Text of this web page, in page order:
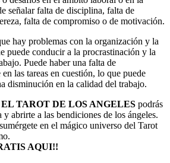
señalar falta de disciplina, falta de
falta de compromiso o de motivación.
hay problemas con la organización y la
puede conducir a la procrastinación y la
Puede haber una falta de
las tareas en cuestión, lo que puede
disminución en la calidad del trabajo.
TAROT DE LOS ANGELES podrás
abrirte a las bendiciones de los ángeles.
en el mágico universo del Tarot
AQUI!!